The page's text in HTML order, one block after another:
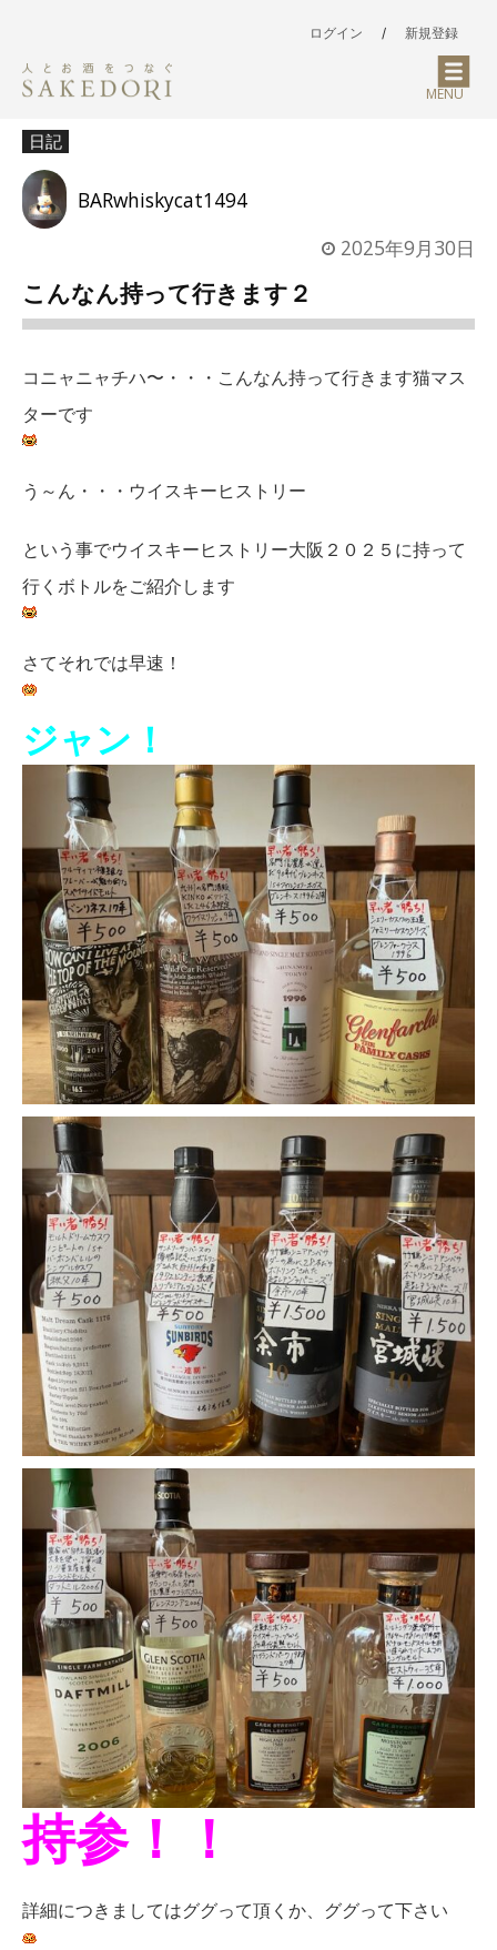
ログイン / 新規登録
MENU
日記
BARwhiskycat1494
2025年9月30日
こんなん持って行きます２
コニャニャチハ〜・・・こんなん持って行きます猫マス
ターです
う～ん・・・ウイスキーヒストリー
という事でウイスキーヒストリー大阪２０２５に持って
行くボトルをご紹介します
さてそれでは早速！
ジャン！
持参！！
詳細につきましてはググって頂くか、ググって下さい